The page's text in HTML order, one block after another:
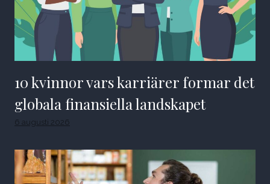
10 kvinnor vars karriärer formar det
globala finansiella landskapet
6 augusti 2026